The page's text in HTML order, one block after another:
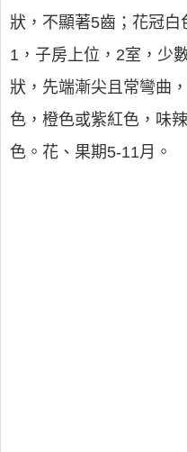
狀，不顯著5齒；花冠白
1，子房上位，2室，少
狀，先端漸尖且常彎曲
色，橙色或紫紅色，味
色。花、果期5-11月。